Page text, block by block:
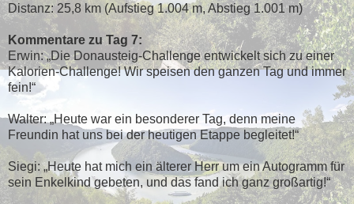
Distanz: 25,8 km (Aufstieg 1.004 m, Abstieg 1.001 m)
Kommentare zu Tag 7:
Erwin: „Die Donausteig-Challenge entwickelt sich zu einer
Kalorien-Challenge! Wir speisen den ganzen Tag und immer
fein!“
Walter: „Heute war ein besonderer Tag, denn meine
Freundin hat uns bei der heutigen Etappe begleitet!“
Siegi: „Heute hat mich ein älterer Herr um ein Autogramm für
sein Enkelkind gebeten, und das fand ich ganz großartig!“